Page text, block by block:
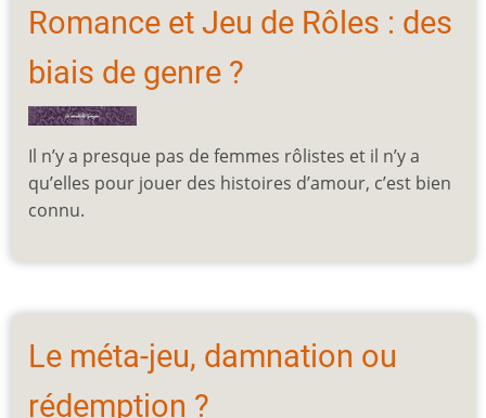
Romance et Jeu de Rôles : des
biais de genre ?
Il n’y a presque pas de femmes rôlistes et il n’y a
qu’elles pour jouer des histoires d’amour, c’est bien
connu.
Le méta-jeu, damnation ou
rédemption ?